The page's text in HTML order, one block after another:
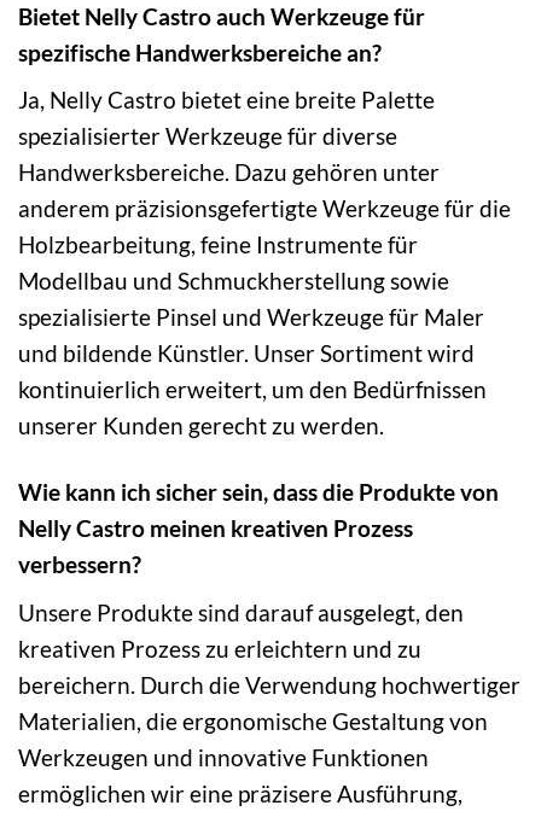
Bietet Nelly Castro auch Werkzeuge für
spezifische Handwerksbereiche an?
Ja, Nelly Castro bietet eine breite Palette
spezialisierter Werkzeuge für diverse
Handwerksbereiche. Dazu gehören unter
anderem präzisionsgefertigte Werkzeuge für die
Holzbearbeitung, feine Instrumente für
Modellbau und Schmuckherstellung sowie
spezialisierte Pinsel und Werkzeuge für Maler
und bildende Künstler. Unser Sortiment wird
kontinuierlich erweitert, um den Bedürfnissen
unserer Kunden gerecht zu werden.
Wie kann ich sicher sein, dass die Produkte von
Nelly Castro meinen kreativen Prozess
verbessern?
Unsere Produkte sind darauf ausgelegt, den
kreativen Prozess zu erleichtern und zu
bereichern. Durch die Verwendung hochwertiger
Materialien, die ergonomische Gestaltung von
Werkzeugen und innovative Funktionen
ermöglichen wir eine präzisere Ausführung,